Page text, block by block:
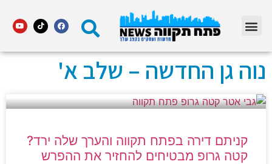
נוה גן החדשה – שלב א'
קניתם דירה בפתח תקווה והערך שלה ירד?
קטה גרופ מבטיחים להחזיר את ההפרש